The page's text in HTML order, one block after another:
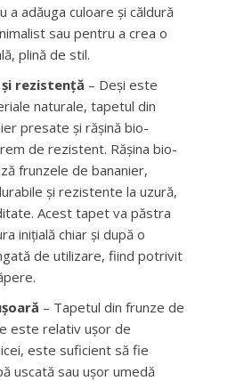
a adăuga culoare și căldură
sau pentru a crea o
plină de stil.
rezistență – Deși este
naturale, tapetul din
presate și rășină bio-
de rezistent. Rășina bio-
frunzele de bananier,
și rezistente la uzură,
Acest tapet va păstra
inițială chiar și după o
de utilizare, fiind potrivit
– Tapetul din frunze de
este relativ ușor de
este suficient să fie
uscată sau ușor umedă